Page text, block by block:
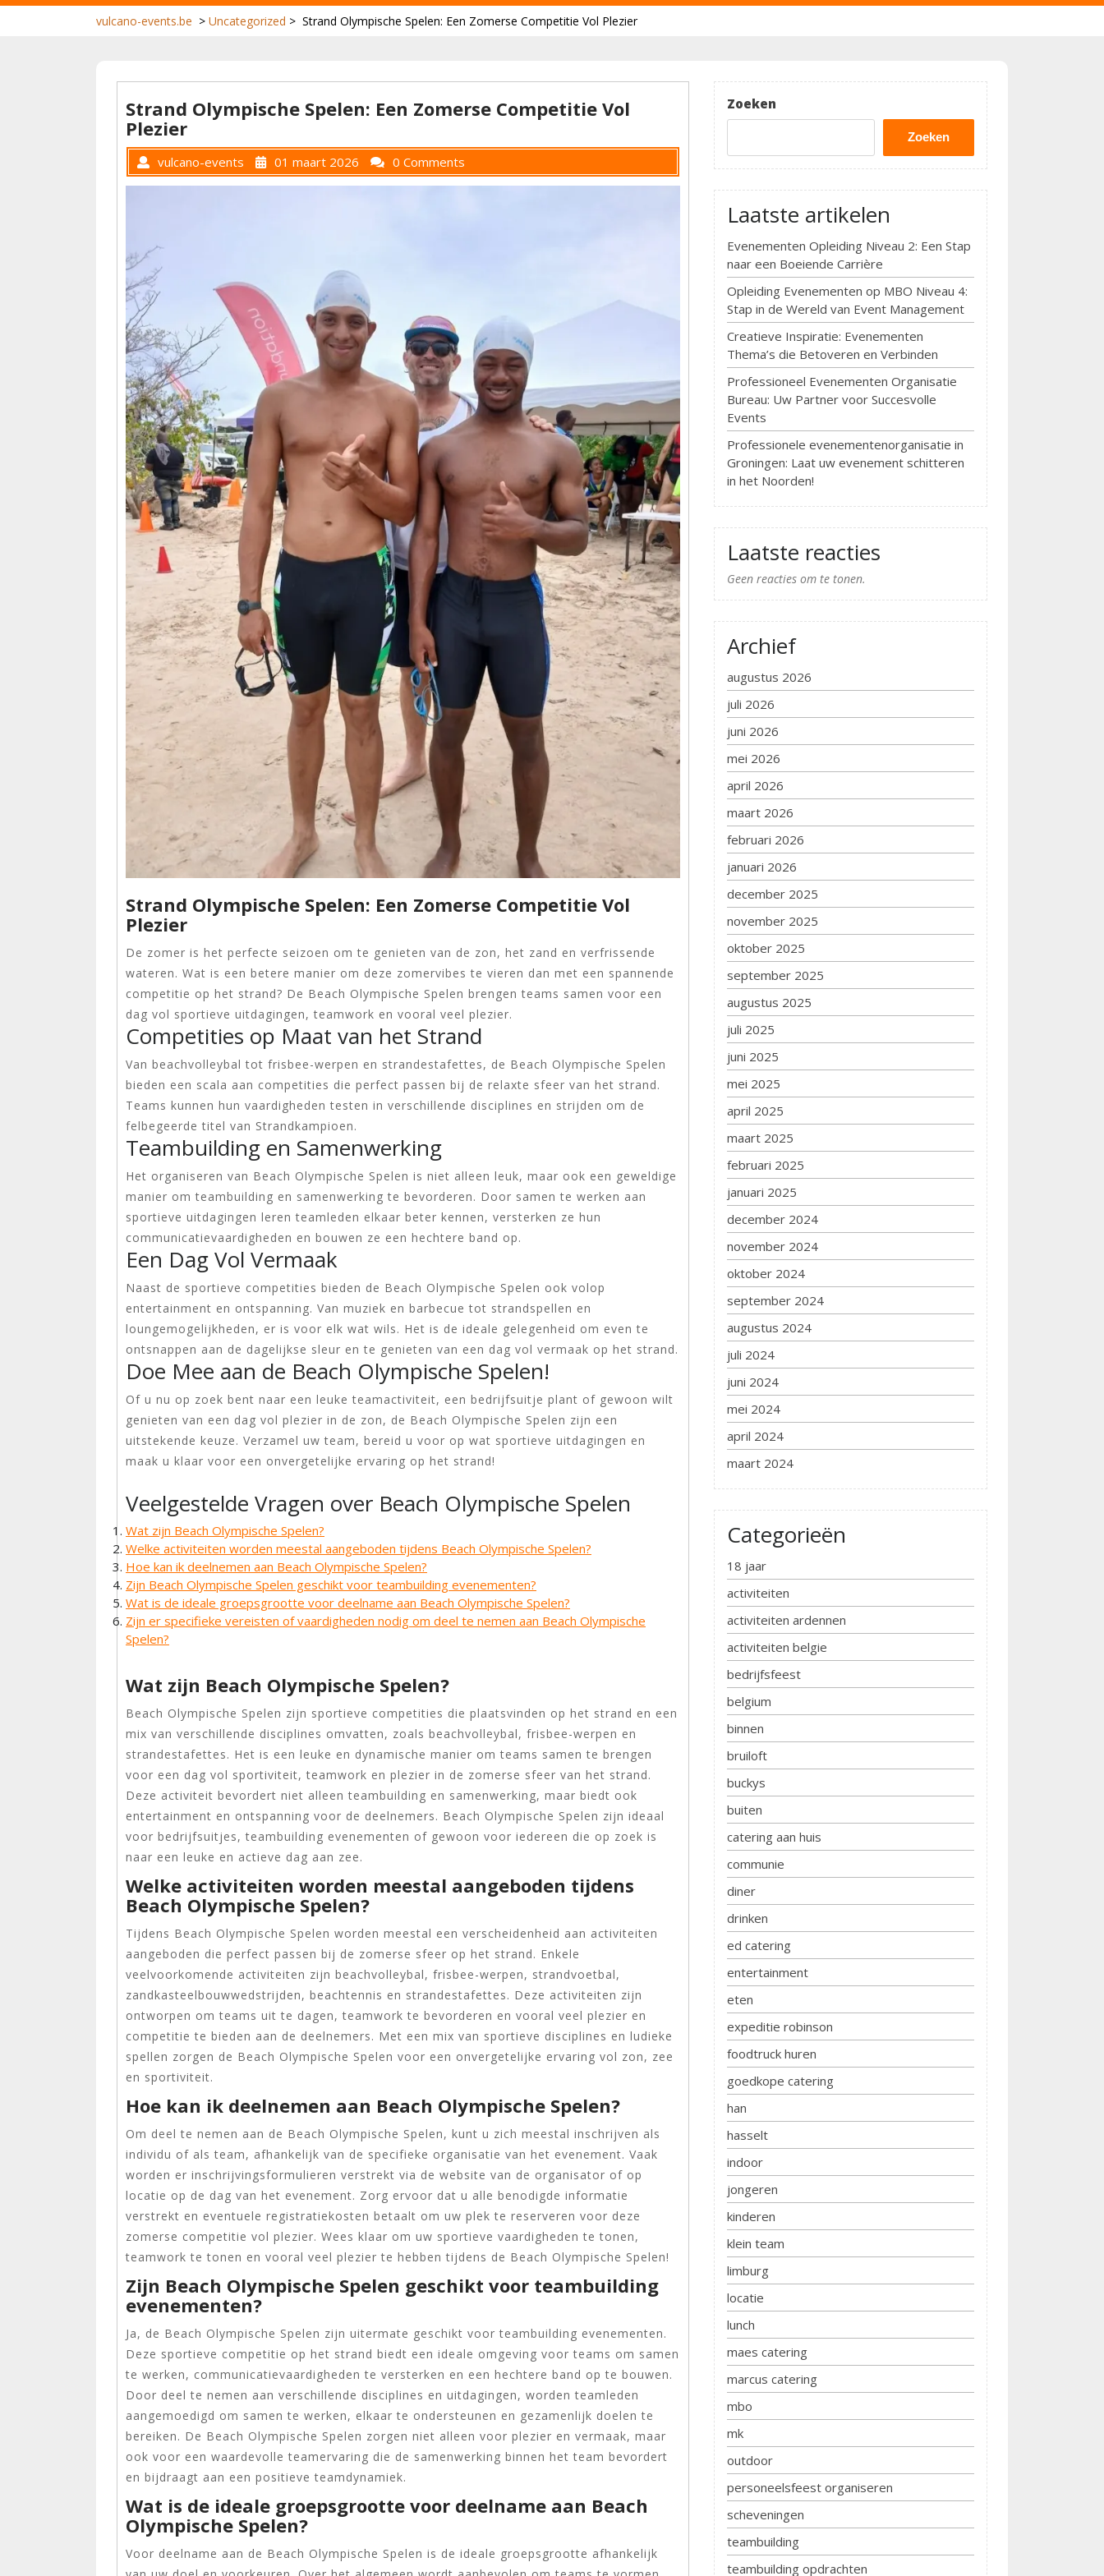
vulcano-events.be > Uncategorized > Strand Olympische Spelen: Een Zomerse Competitie Vol Plezier
Strand Olympische Spelen: Een Zomerse Competitie Vol
Plezier
vulcano-events 01 maart 2026 0 Comments
Strand Olympische Spelen: Een Zomerse Competitie Vol
Plezier
De zomer is het perfecte seizoen om te genieten van de zon, het zand en verfrissende
wateren. Wat is een betere manier om deze zomervibes te vieren dan met een spannende
competitie op het strand? De Beach Olympische Spelen brengen teams samen voor een
dag vol sportieve uitdagingen, teamwork en vooral veel plezier.
Competities op Maat van het Strand
Van beachvolleybal tot frisbee-werpen en strandestafettes, de Beach Olympische Spelen
bieden een scala aan competities die perfect passen bij de relaxte sfeer van het strand.
Teams kunnen hun vaardigheden testen in verschillende disciplines en strijden om de
felbegeerde titel van Strandkampioen.
Teambuilding en Samenwerking
Het organiseren van Beach Olympische Spelen is niet alleen leuk, maar ook een geweldige
manier om teambuilding en samenwerking te bevorderen. Door samen te werken aan
sportieve uitdagingen leren teamleden elkaar beter kennen, versterken ze hun
communicatievaardigheden en bouwen ze een hechtere band op.
Een Dag Vol Vermaak
Naast de sportieve competities bieden de Beach Olympische Spelen ook volop
entertainment en ontspanning. Van muziek en barbecue tot strandspellen en
loungemogelijkheden, er is voor elk wat wils. Het is de ideale gelegenheid om even te
ontsnappen aan de dagelijkse sleur en te genieten van een dag vol vermaak op het strand.
Doe Mee aan de Beach Olympische Spelen!
Of u nu op zoek bent naar een leuke teamactiviteit, een bedrijfsuitje plant of gewoon wilt
genieten van een dag vol plezier in de zon, de Beach Olympische Spelen zijn een
uitstekende keuze. Verzamel uw team, bereid u voor op wat sportieve uitdagingen en
maak u klaar voor een onvergetelijke ervaring op het strand!
Veelgestelde Vragen over Beach Olympische Spelen
Wat zijn Beach Olympische Spelen?
Welke activiteiten worden meestal aangeboden tijdens Beach Olympische Spelen?
Hoe kan ik deelnemen aan Beach Olympische Spelen?
Zijn Beach Olympische Spelen geschikt voor teambuilding evenementen?
Wat is de ideale groepsgrootte voor deelname aan Beach Olympische Spelen?
Zijn er specifieke vereisten of vaardigheden nodig om deel te nemen aan Beach Olympische
Spelen?
Wat zijn Beach Olympische Spelen?
Beach Olympische Spelen zijn sportieve competities die plaatsvinden op het strand en een
mix van verschillende disciplines omvatten, zoals beachvolleybal, frisbee-werpen en
strandestafettes. Het is een leuke en dynamische manier om teams samen te brengen
voor een dag vol sportiviteit, teamwork en plezier in de zomerse sfeer van het strand.
Deze activiteit bevordert niet alleen teambuilding en samenwerking, maar biedt ook
entertainment en ontspanning voor de deelnemers. Beach Olympische Spelen zijn ideaal
voor bedrijfsuitjes, teambuilding evenementen of gewoon voor iedereen die op zoek is
naar een leuke en actieve dag aan zee.
Welke activiteiten worden meestal aangeboden tijdens
Beach Olympische Spelen?
Tijdens Beach Olympische Spelen worden meestal een verscheidenheid aan activiteiten
aangeboden die perfect passen bij de zomerse sfeer op het strand. Enkele
veelvoorkomende activiteiten zijn beachvolleybal, frisbee-werpen, strandvoetbal,
zandkasteelbouwwedstrijden, beachtennis en strandestafettes. Deze activiteiten zijn
ontworpen om teams uit te dagen, teamwork te bevorderen en vooral veel plezier en
competitie te bieden aan de deelnemers. Met een mix van sportieve disciplines en ludieke
spellen zorgen de Beach Olympische Spelen voor een onvergetelijke ervaring vol zon, zee
en sportiviteit.
Hoe kan ik deelnemen aan Beach Olympische Spelen?
Om deel te nemen aan de Beach Olympische Spelen, kunt u zich meestal inschrijven als
individu of als team, afhankelijk van de specifieke organisatie van het evenement. Vaak
worden er inschrijvingsformulieren verstrekt via de website van de organisator of op
locatie op de dag van het evenement. Zorg ervoor dat u alle benodigde informatie
verstrekt en eventuele registratiekosten betaalt om uw plek te reserveren voor deze
zomerse competitie vol plezier. Wees klaar om uw sportieve vaardigheden te tonen,
teamwork te tonen en vooral veel plezier te hebben tijdens de Beach Olympische Spelen!
Zijn Beach Olympische Spelen geschikt voor teambuilding
evenementen?
Ja, de Beach Olympische Spelen zijn uitermate geschikt voor teambuilding evenementen.
Deze sportieve competitie op het strand biedt een ideale omgeving voor teams om samen
te werken, communicatievaardigheden te versterken en een hechtere band op te bouwen.
Door deel te nemen aan verschillende disciplines en uitdagingen, worden teamleden
aangemoedigd om samen te werken, elkaar te ondersteunen en gezamenlijk doelen te
bereiken. De Beach Olympische Spelen zorgen niet alleen voor plezier en vermaak, maar
ook voor een waardevolle teamervaring die de samenwerking binnen het team bevordert
en bijdraagt aan een positieve teamdynamiek.
Wat is de ideale groepsgrootte voor deelname aan Beach
Olympische Spelen?
Voor deelname aan de Beach Olympische Spelen is de ideale groepsgrootte afhankelijk
Zoeken
Zoeken
Laatste artikelen
Evenementen Opleiding Niveau 2: Een Stap
naar een Boeiende Carrière
Opleiding Evenementen op MBO Niveau 4:
Stap in de Wereld van Event Management
Creatieve Inspiratie: Evenementen
Thema’s die Betoveren en Verbinden
Professioneel Evenementen Organisatie
Bureau: Uw Partner voor Succesvolle
Events
Professionele evenementenorganisatie in
Groningen: Laat uw evenement schitteren
in het Noorden!
Laatste reacties
Geen reacties om te tonen.
Archief
augustus 2026
juli 2026
juni 2026
mei 2026
april 2026
maart 2026
februari 2026
januari 2026
december 2025
november 2025
oktober 2025
september 2025
augustus 2025
juli 2025
juni 2025
mei 2025
april 2025
maart 2025
februari 2025
januari 2025
december 2024
november 2024
oktober 2024
september 2024
augustus 2024
juli 2024
juni 2024
mei 2024
april 2024
maart 2024
Categorieën
18 jaar
activiteiten
activiteiten ardennen
activiteiten belgie
bedrijfsfeest
belgium
binnen
bruiloft
buckys
buiten
catering aan huis
communie
diner
drinken
ed catering
entertainment
eten
expeditie robinson
foodtruck huren
goedkope catering
han
hasselt
indoor
jongeren
kinderen
klein team
limburg
locatie
lunch
maes catering
marcus catering
mbo
mk
outdoor
personeelsfeest organiseren
scheveningen
teambuilding
teambuilding opdrachten